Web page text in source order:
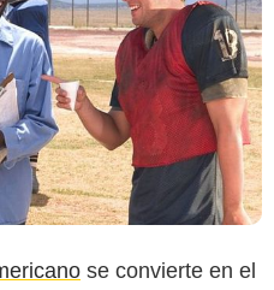
se convierte en el